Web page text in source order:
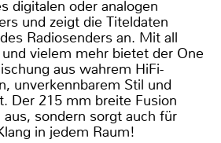
oder analogen
und zeigt die Titeldaten
vielem mehr bietet der One
aus wahrem HiFi-
Der 215 mm breite Fusion
sondern sorgt auch für
einen großartigen Klang in jedem Raum!